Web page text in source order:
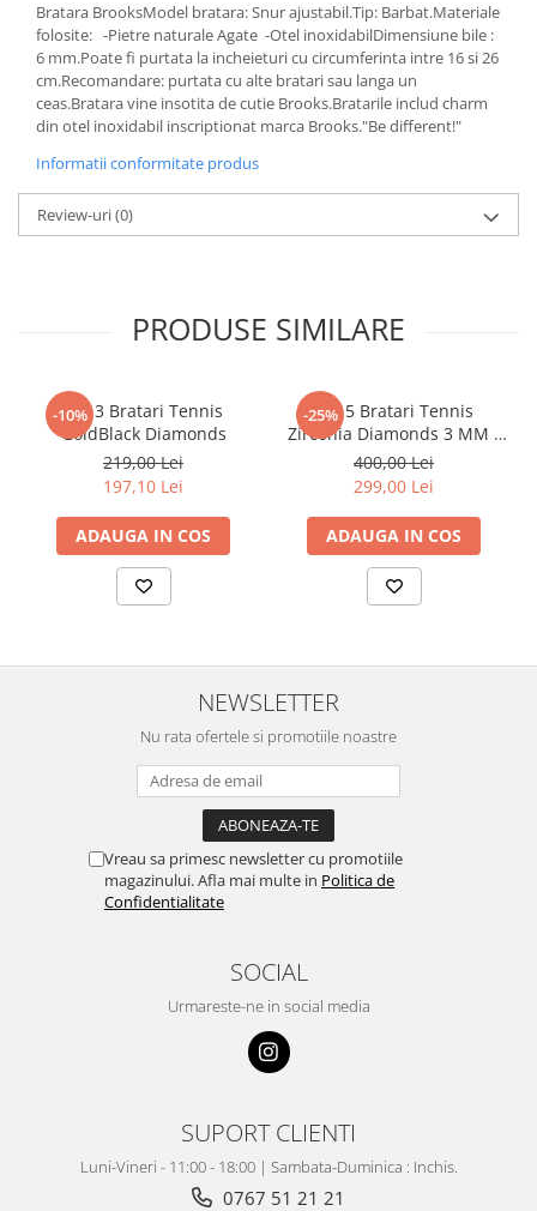
Bratara BrooksModel bratara: Snur ajustabil.Tip: Barbat.Materiale
folosite: -Pietre naturale Agate -Otel inoxidabilDimensiune bile :
6 mm.Poate fi purtata la incheieturi cu circumferinta intre 16 si 26
cm.Recomandare: purtata cu alte bratari sau langa un
ceas.Bratara vine insotita de cutie Brooks.Bratarile includ charm
din otel inoxidabil inscriptionat marca Brooks."Be different!"
Informatii conformitate produs
Review-uri(0)
PRODUSE SIMILARE
-10%
Set 3 Bratari Tennis
GoldBlack Diamonds
219,00 Lei
197,10 Lei
ADAUGA IN COS
-25%
Set 5 Bratari Tennis
Zirconia Diamonds 3 MM /
19.5 CM
400,00 Lei
299,00 Lei
ADAUGA IN COS
NEWSLETTER
Nu rata ofertele si promotiile noastre
Vreau sa primesc newsletter cu promotiile
magazinului. Afla mai multe in Politica de
Confidentialitate
SOCIAL
Urmareste-ne in social media
SUPORT CLIENTI
Luni-Vineri - 11:00 - 18:00 | Sambata-Duminica : Inchis.
0767 51 21 21